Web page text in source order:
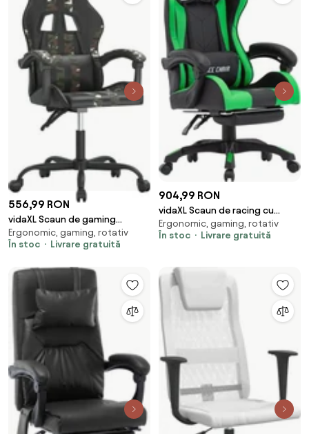
556,99 RON
vidaXL Scaun de gaming
pivotant, negru și camuflaj,
piele ecologică
Ergonomic, gaming, rotativ
În stoc
Livrare gratuită
904,99 RON
vidaXL Scaun de racing cu
suport picioare verde/negru
piele ecologică
Ergonomic, gaming, rotativ
În stoc
Livrare gratuită